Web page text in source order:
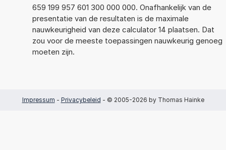
659 199 957 601 300 000 000. Onafhankelijk van de
presentatie van de resultaten is de maximale
nauwkeurigheid van deze calculator 14 plaatsen. Dat
zou voor de meeste toepassingen nauwkeurig genoeg
moeten zijn.
Impressum - Privacybeleid - © 2005-2026 by Thomas Hainke